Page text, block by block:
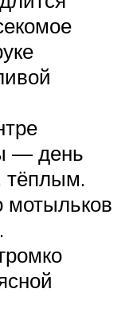
— день
тёплым.
мотыльков